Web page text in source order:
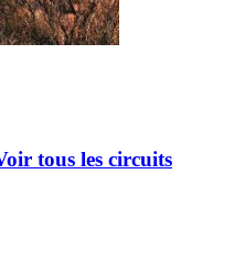
tous les circuits